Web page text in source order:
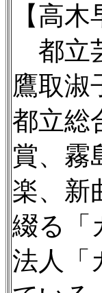
【高
都立
鷹取淑
都立総
賞、霧
楽、新
綴る「
法人「